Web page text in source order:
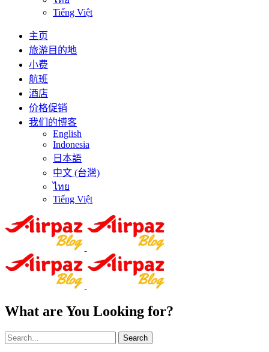
Tiếng Việt
主页
旅游目的地
小费
航班
酒店
价格促销
我们的博客
English
Indonesia
日本語
中文 (台灣)
ไทย
Tiếng Việt
What are You Looking for?
Search